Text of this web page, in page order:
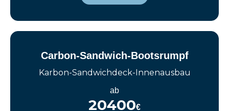
Carbon-Sandwich-Bootsrumpf
Karbon-Sandwichdeck-Innenausbau
ab
20400€